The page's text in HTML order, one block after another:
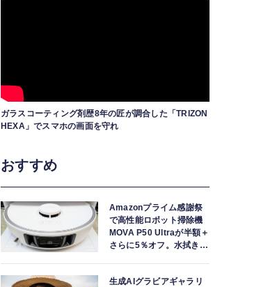
ガラスコーティング剤歴8年の匠が調合した「TRIZON
HEXA」でスマホの画面を守れ
おすすめ
Amazonプライム感謝祭
で高性能ロボット掃除機
MOVA P50 Ultraが半額＋
さらに5％オフ。水拭きモ
生成AIグラビアギャラリ